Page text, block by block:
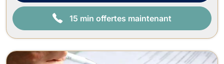
15 min offertes maintenant